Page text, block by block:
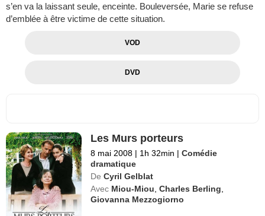
s’en va la laissant seule, enceinte. Bouleversée, Marie se refuse
d’emblée à être victime de cette situation.
VOD
DVD
Les Murs porteurs
8 mai 2008 | 1h 32min | Comédie
dramatique
De Cyril Gelblat
Avec Miou-Miou ,Charles Berling
Giovanna Mezzogiorno